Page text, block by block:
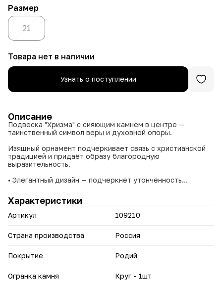
Размер
21
Товара нет в наличии
Узнать о поступлении
Описание
Подвеска "Хризма" с сияющим камнем в центре —
таинственный символ веры и духовной опоры.
Изящный орнамент подчеркивает связь с христианской
традицией и придаёт образу благородную
выразительность.
• Элегантный дизайн — подчеркнёт утончённость
• Компактный размер — удобно носить ежедневно.
• Глубокий религиозный смысл — источник внутренней
силы.
подчеркивающим их духовные ценности и веру. Она
мира и поддержки в трудные моменты жизни.
Характеристики
Артикул 109210
Страна производства Россия
Покрытие Родий
Огранка камня Круг - 1шт